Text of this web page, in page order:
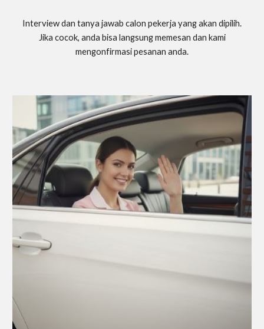
Interview dan tanya jawab calon pekerja yang akan dipilih.
Jika cocok, anda bisa langsung memesan dan kami
mengonfirmasi pesanan anda.